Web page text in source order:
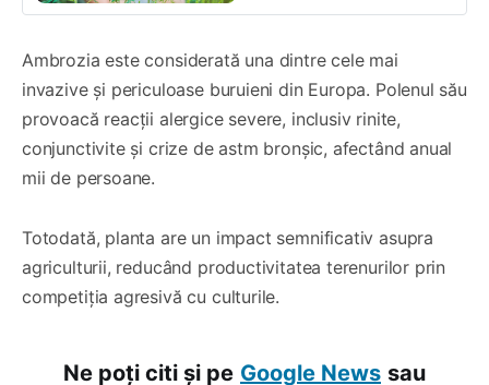
Ambrozia este considerată una dintre cele mai
invazive și periculoase buruieni din Europa. Polenul său
provoacă reacții alergice severe, inclusiv rinite,
conjunctivite și crize de astm bronșic, afectând anual
mii de persoane.
Totodată, planta are un impact semnificativ asupra
agriculturii, reducând productivitatea terenurilor prin
competiția agresivă cu culturile.
Ne poți citi și pe Google News sau